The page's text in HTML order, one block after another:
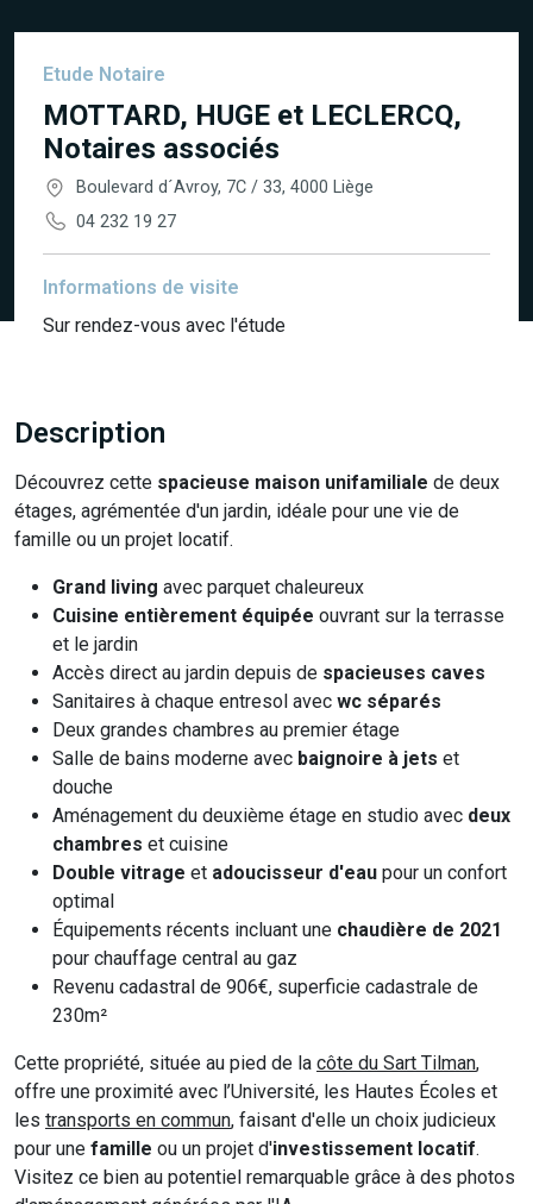
Etude Notaire
MOTTARD, HUGE et LECLERCQ,
Notaires associés
Boulevard d´Avroy, 7C / 33, 4000 Liège
04 232 19 27
Informations de visite
Sur rendez-vous avec l'étude
Description
Découvrez cette spacieuse maison unifamiliale de deux
étages, agrémentée d'un jardin, idéale pour une vie de
famille ou un projet locatif.
Grand living avec parquet chaleureux
Cuisine entièrement équipée ouvrant sur la terrasse
et le jardin
Accès direct au jardin depuis de spacieuses caves
Sanitaires à chaque entresol avec wc séparés
Deux grandes chambres au premier étage
Salle de bains moderne avec baignoire à jets et
douche
Aménagement du deuxième étage en studio avec deux
chambres et cuisine
Double vitrage et adoucisseur d'eau pour un confort
optimal
Équipements récents incluant une chaudière de 2021
pour chauffage central au gaz
Revenu cadastral de 906€, superficie cadastrale de
230m²
Cette propriété, située au pied de la côte du Sart Tilman,
offre une proximité avec l’Université, les Hautes Écoles et
les transports en commun, faisant d'elle un choix judicieux
pour une famille ou un projet d'investissement locatif.
Visitez ce bien au potentiel remarquable grâce à des photos